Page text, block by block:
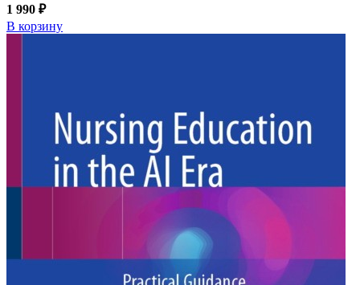
1 990 ₽
В корзину